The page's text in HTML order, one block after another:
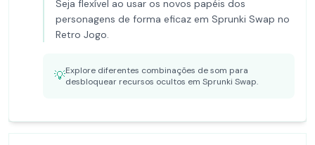
Seja flexível ao usar os novos papéis dos
personagens de forma eficaz em Sprunki Swap no
Retro Jogo.
💡Explore diferentes combinações de som para
desbloquear recursos ocultos em Sprunki Swap.